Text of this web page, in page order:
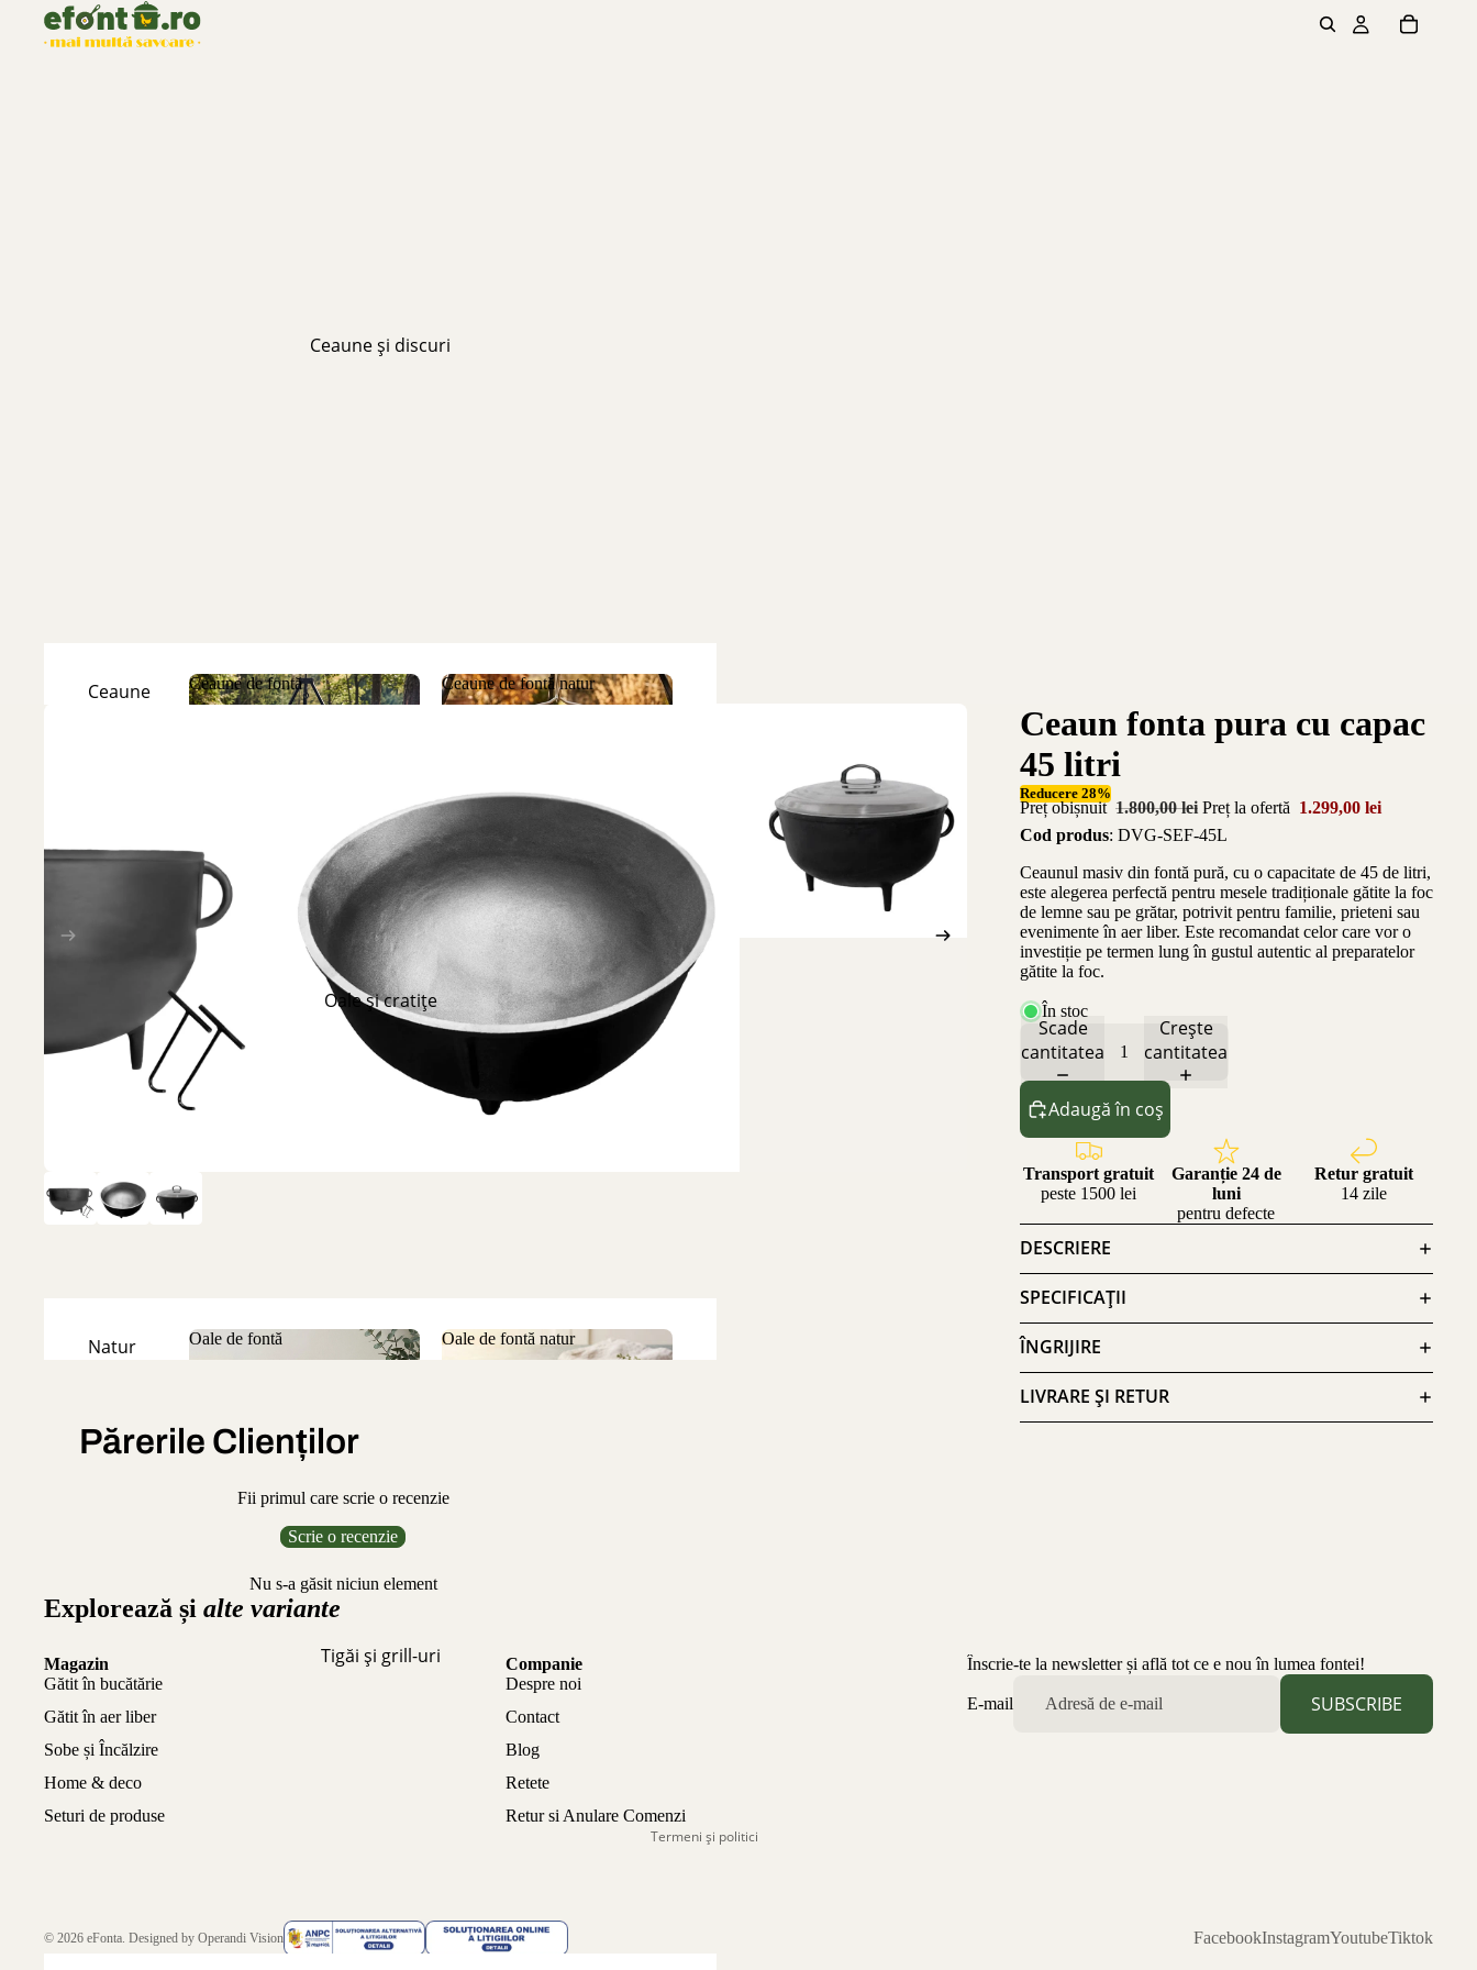
Ceaune și discuri
Ceaune
de fontă
Ceaune de fontă
Ceaune de fontă natur
Oale și cratițe
Natur
Oale de fontă
Oale de fontă natur
Tigăi și grill-uri
Ceaun fonta pura cu capac
45 litri
Reducere 28%
Preț obișnuit 1.800,00 lei Preț la ofertă 1.299,00 lei
Cod produs: DVG-SEF-45L
Ceaunul masiv din fontă pură, cu o capacitate de 45 de litri,
este alegerea perfectă pentru mesele tradiționale gătite la foc
de lemne sau pe grătar, potrivit pentru familie, prieteni sau
evenimente în aer liber. Este recomandat celor care vor o
investiție pe termen lung în gustul autentic al preparatelor
gătite la foc.
În stoc
Scade
cantitatea
Crește
cantitatea
Adaugă în coș
Transport gratuit
peste 1500 lei
Garanție 24 de
luni
pentru defecte
Retur gratuit
14 zile
DESCRIERE
SPECIFICAȚII
ÎNGRIJIRE
LIVRARE ȘI RETUR
Părerile Clienților
Fii primul care scrie o recenzie
Scrie o recenzie
Nu s-a găsit niciun element
Explorează și alte variante
Magazin
Gătit în bucătărie
Gătit în aer liber
Sobe și Încălzire
Home & deco
Seturi de produse
Companie
Despre noi
Contact
Blog
Retete
Retur si Anulare Comenzi
Înscrie-te la newsletter și află tot ce e nou în lumea fontei!
E-mail SUBSCRIBE
© 2026 eFonta. Designed by Operandi Vision
Termeni și politici
FacebookInstagramYoutubeTiktok